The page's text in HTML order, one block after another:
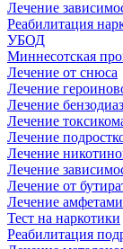
Лечение
Реабилитация
УБОД
Миннесотская
Лечение от снюса
Лечение
Лечение
Лечение
Лечение
Лечение
Лечение
Лечение от
Лечение
Тест на наркотики
Реабилитация